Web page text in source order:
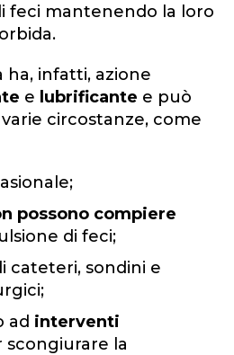
feci mantenendo la loro
ha, infatti, azione
e lubrificante e può
circostanze, come
possono compiere
di feci;
cateteri, sondini e
ad interventi
scongiurare la